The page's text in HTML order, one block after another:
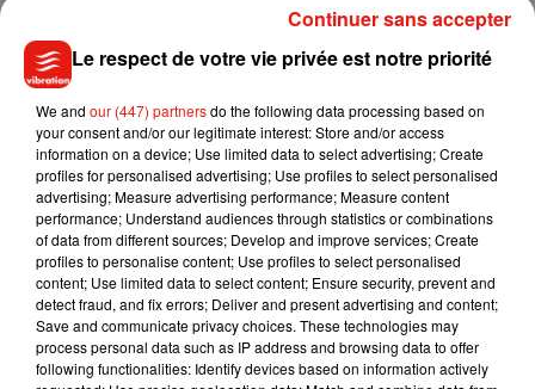
infrastructure sécurisée, et, surtout, des services utiles".
Le géant de Mountain View en Californie a également
règles et les orientations réglementaires françaises sont
incertaines et en constante évolution".
Amazon a également exprimé son "désaccord" avec la
décision du régulateur.
"Nous mettons continuellement à jour nos pratiques en
matière de protection des données personnelles afin de
garantir que nous répondions aux besoins et aux attentes en
constante évolution des clients et des autorités de
Le respect de votre vie privée est notre priorité
We and our (447) partnersdo the following data processing based on
your consent and/or our legitimate interest: Store and/or access
information on a device; Use limited data to select advertising; Create
profiles for personalised advertising; Use profiles to select personalised
advertising; Measure advertising performance; Measure content
performance; Understand audiences through statistics or combinations
of data from different sources; Develop and improve services; Create
profiles to personalise content; Use profiles to select personalised
content; Use limited data to select content; Ensure security, prevent and
detect fraud, and fix errors; Deliver and present advertising and content;
Save and communicate privacy choices. These technologies may
process personal data such as IP address and browsing data to offer
following functionalities: Identify devices based on information actively
Continuer sans accepter